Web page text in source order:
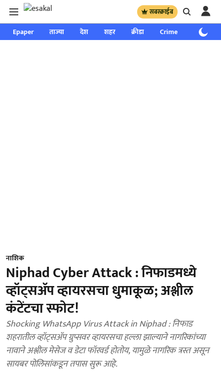
सबस्क्राईब
Epaper ताज्या देश शहर क्रीडा Crime साप्ताहिक
नाशिक
Niphad Cyber Attack : निफाडमध्ये
व्हॉट्सॲप व्हायरसचा धुमाकूळ; अश्लील
कंटेंटचा स्फोट!
Shocking WhatsApp Virus Attack in Niphad : निफाड
शहरातील व्हॉट्सॲप ग्रुप्सवर व्हायरसचा हल्ला झाल्याने नागरिकांच्या
नावाने अश्लील मेसेज व डेटा फॉरवर्ड होतोय, यामुळे नागरिक त्रस्त असून
सायबर पोलिसांकडून तपास सुरू आहे.